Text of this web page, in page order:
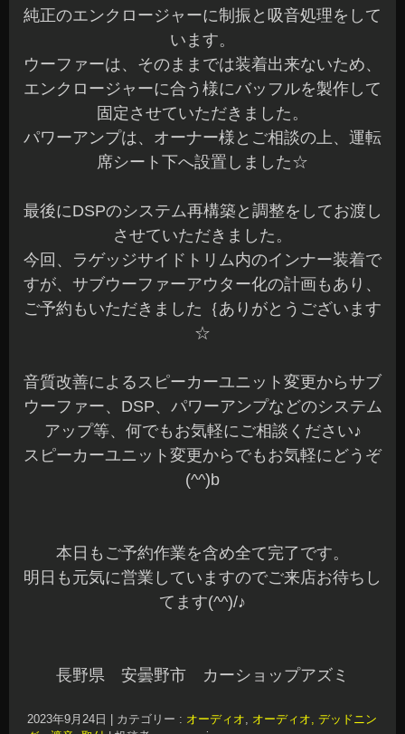
純正のエンクロージャーに制振と吸音処理をして
います。
ウーファーは、そのままでは装着出来ないため、
エンクロージャーに合う様にバッフルを製作して
固定させていただきました。
パワーアンプは、オーナー様とご相談の上、運転
席シート下へ設置しました☆
最後にDSPのシステム再構築と調整をしてお渡し
させていただきました。
今回、ラゲッジサイドトリム内のインナー装着で
すが、サブウーファーアウター化の計画もあり、
ご予約もいただきました｛ありがとうございます
☆
音質改善によるスピーカーユニット変更からサブ
ウーファー、DSP、パワーアンプなどのシステム
アップ等、何でもお気軽にご相談ください♪
スピーカーユニット変更からでもお気軽にどうぞ
(^^)b
本日もご予約作業を含め全て完了です。
明日も元気に営業していますのでご来店お待ちし
てます(^^)/♪
長野県 安曇野市 カーショップアズミ
2023年9月24日 カテゴリー : オーディオ, オーディオ, デッドニン